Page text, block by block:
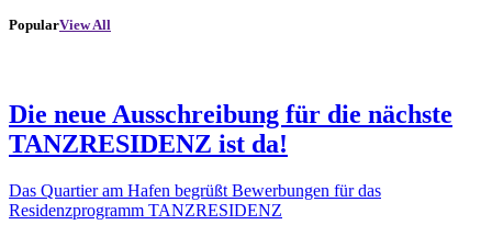
PopularView All
Die neue Ausschreibung für die nächste
TANZRESIDENZ ist da!
Das Quartier am Hafen begrüßt Bewerbungen für das
Residenzprogramm TANZRESIDENZ